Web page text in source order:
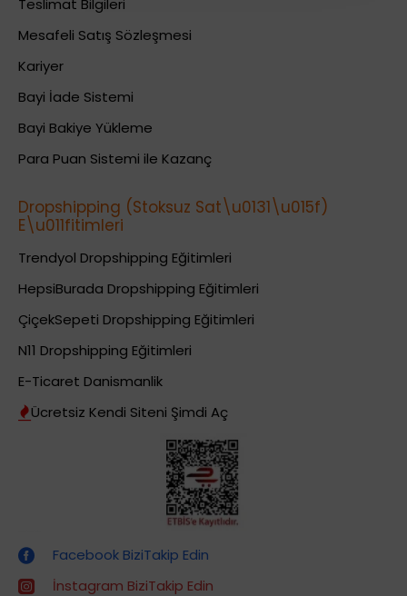
Teslimat Bilgileri
Mesafeli Satış Sözleşmesi
Kariyer
Bayi İade Sistemi
Bayi Bakiye Yükleme
Para Puan Sistemi ile Kazanç
Dropshipping (Stoksuz Sat\u0131\u015f)
E\u011fitimleri
Trendyol Dropshipping Eğitimleri
HepsiBurada Dropshipping Eğitimleri
ÇiçekSepeti Dropshipping Eğitimleri
N11 Dropshipping Eğitimleri
E-Ticaret Danismanlik
Ücretsiz Kendi Siteni Şimdi Aç
Facebook BiziTakip Edin
İnstagram BiziTakip Edin